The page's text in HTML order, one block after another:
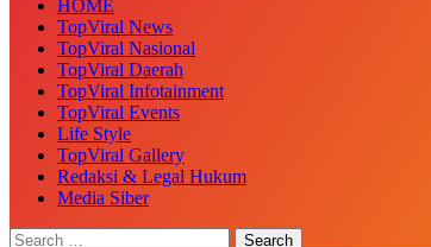
HOME
TopViral News
TopViral Nasional
TopViral Daerah
TopViral Infotainment
TopViral Events
Life Style
TopViral Gallery
Redaksi & Legal Hukum
Media Siber